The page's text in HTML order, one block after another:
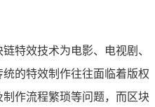
特效技术为电影、电视剧、
的特效制作往往面临着版权
作流程繁琐等问题，而区块